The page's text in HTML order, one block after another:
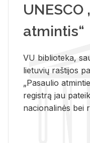
UNESCO
atmintis“
VU biblioteka,
lietuvių raštijos
„Pasaulio
registrą jau
nacionalinės bei